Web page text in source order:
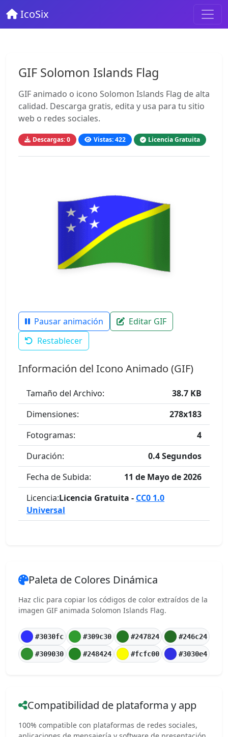
IcoSix
GIF Solomon Islands Flag
GIF animado o icono Solomon Islands Flag de alta
calidad. Descarga gratis, edita y usa para tu sitio
web o redes sociales.
Descargas: 0 Vistas: 422 Licencia Gratuita
Pausar animación
Editar GIF
Restablecer
Información del Icono Animado (GIF)
Tamaño del Archivo:
38.7 KB
Dimensiones:
278x183
Fotogramas:
4
Duración:
0.4 Segundos
Fecha de Subida:
11 de Mayo de 2026
Licencia:Licencia Gratuita - CC0 1.0
Universal
Paleta de Colores Dinámica
Haz clic para copiar los códigos de color extraídos de la
imagen GIF animada Solomon Islands Flag.
#3030fc #309c30 #247824 #246c24
#309030 #248424 #fcfc00 #3030e4
Compatibilidad de plataforma y app
100% compatible con plataformas de redes sociales,